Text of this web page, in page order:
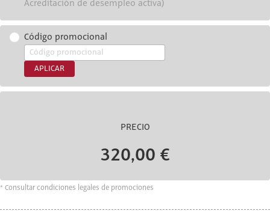
Acreditación de desempleo activa)
Código promocional
APLICAR
PRECIO
320,00 €
* Consultar condiciones legales de promociones